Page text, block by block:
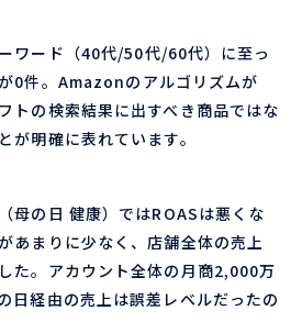
ワード（40代/50代/60代）に至っ
0件。Amazonのアルゴリズムが
トの検索結果に出すべき商品ではな
が明確に表れています。
母の日 健康）ではROASは悪くな
あまりに少なく、店舗全体の売上
た。アカウント全体の月商2,000万
日経由の売上は誤差レベルだったの